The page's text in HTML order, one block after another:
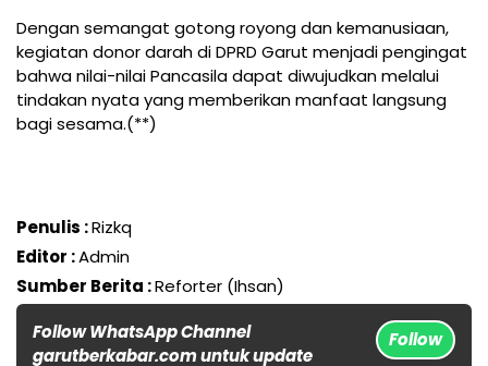
Dengan semangat gotong royong dan kemanusiaan,
kegiatan donor darah di DPRD Garut menjadi pengingat
bahwa nilai-nilai Pancasila dapat diwujudkan melalui
tindakan nyata yang memberikan manfaat langsung
bagi sesama.(**)
Penulis :Rizkq
Editor :Admin
Sumber Berita :Reforter (Ihsan)
Follow WhatsApp Channel
garutberkabar.com untuk update
Follow